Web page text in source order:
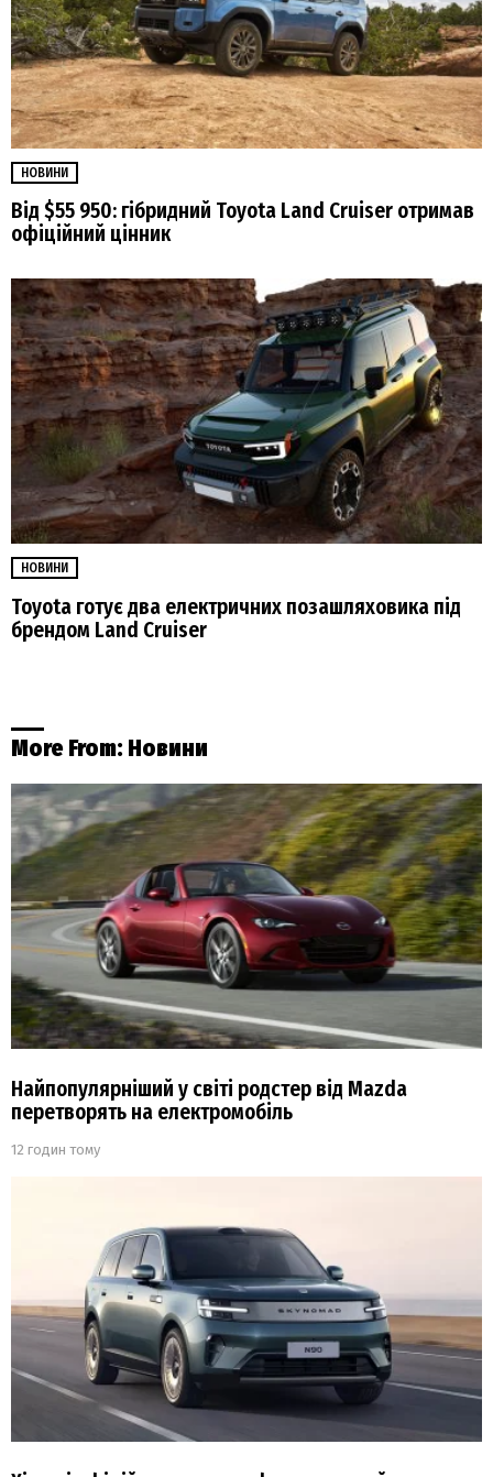
НОВИНИ
Від $55 950: гібридний Toyota Land Cruiser отримав
офіційний цінник
НОВИНИ
Toyota готує два електричних позашляховика під
брендом Land Cruiser
More From: Новини
Найпопулярніший у світі родстер від Mazda
перетворять на електромобіль
12 годин тому